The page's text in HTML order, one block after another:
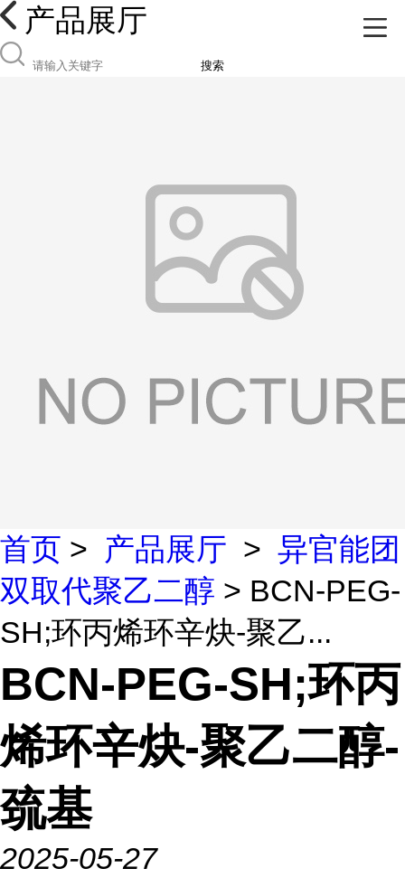
产品展厅
搜索
首页 > 产品展厅 > 异官能团
双取代聚乙二醇 > BCN-PEG-
SH;环丙烯环辛炔-聚乙...
BCN-PEG-SH;环丙
烯环辛炔-聚乙二醇-
巯基
2025-05-27